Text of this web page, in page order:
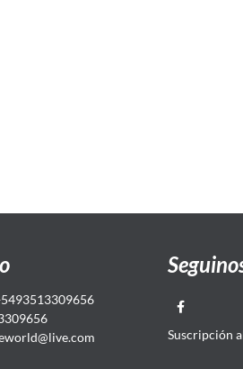
@live.com Suscripción